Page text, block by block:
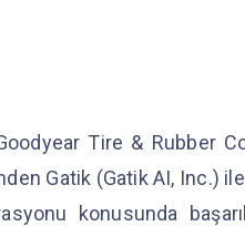
Tire & Rubber
Gatik (Gatik AI, Inc.)
konusunda